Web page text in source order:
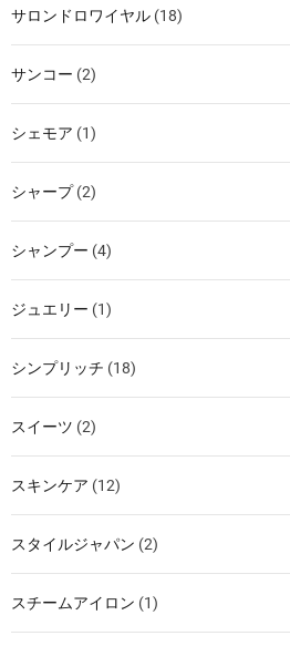
サロンドロワイヤル (18)
サンコー (2)
シェモア (1)
シャープ(2)
シャンプー (4)
ジュエリー (1)
シンプリッチ (18)
スイーツ (2)
スキンケア (12)
スタイルジャパン (2)
スチームアイロン (1)